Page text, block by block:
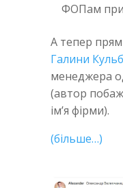
ФОПам при
А тепер
Галини
менеджера
(автор
ім’я фірми).
(більше…)